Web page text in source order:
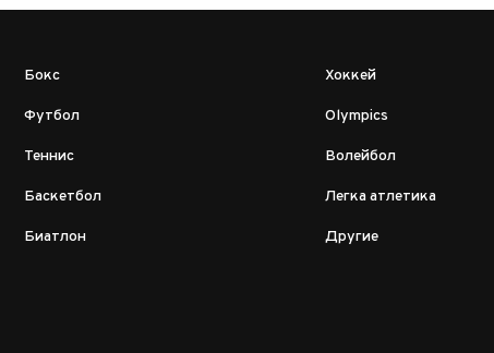
Бокс
Футбол
Теннис
Баскетбол
Биатлон
Хоккей
Olympics
Волейбол
Легка атлетика
Другие